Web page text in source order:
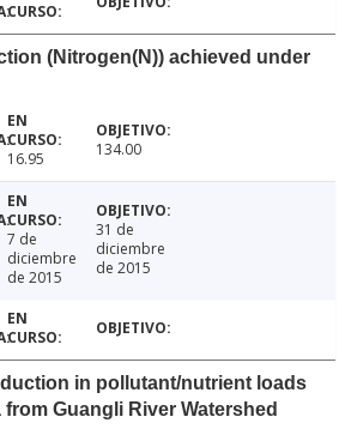
(Nitrogen(N)) achieved under
16.95 134.00
7 de
diciembre
de 2015
31 de
diciembre
de 2015
in pollutant/nutrient loads
Guangli River Watershed